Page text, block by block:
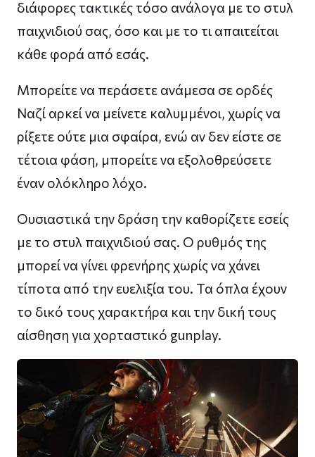
διάφορες τακτικές τόσο ανάλογα με το στυλ
παιχνιδιού σας, όσο και με το τι απαιτείται
κάθε φορά από εσάς.
Μπορείτε να περάσετε ανάμεσα σε ορδές
Ναζί αρκεί να μείνετε καλυμμένοι, χωρίς να
ρίξετε ούτε μια σφαίρα, ενώ αν δεν είστε σε
τέτοια φάση, μπορείτε να εξολοθρεύσετε
έναν ολόκληρο λόχο.
Ουσιαστικά την δράση την καθορίζετε εσείς
με το στυλ παιχνιδιού σας. Ο ρυθμός της
μπορεί να γίνει φρενήρης χωρίς να χάνει
τίποτα από την ευελιξία του. Τα όπλα έχουν
το δικό τους χαρακτήρα και την δική τους
αίσθηση για χορταστικό gunplay.